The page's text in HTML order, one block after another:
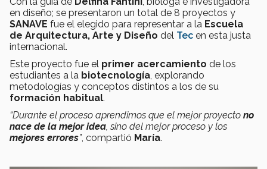
en diseño; se presentaron un total de 8 proyectos y
SANAVE fue el elegido para representar a la Escuela
de Arquitectura, Arte y Diseño del Tec en esta justa
internacional.
Este proyecto fue el primer acercamiento de los
estudiantes a la biotecnología, explorando
metodologías y conceptos distintos a los de su
formación habitual.
“Durante el proceso aprendimos que el mejor proyecto no
nace de la mejor idea, sino del mejor proceso y los
mejores errores”, compartió María.